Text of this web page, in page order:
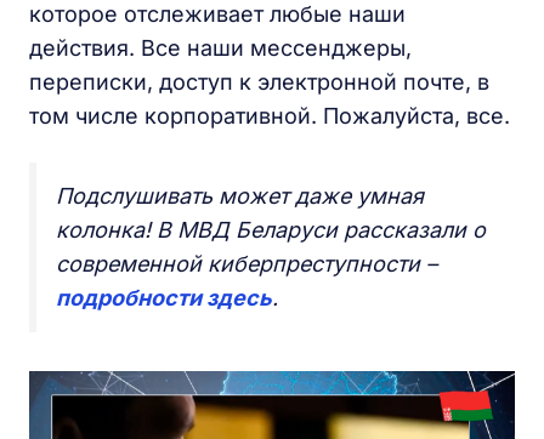
которое отслеживает любые наши
действия. Все наши мессенджеры,
переписки, доступ к электронной почте, в
том числе корпоративной. Пожалуйста, все.
Подслушивать может даже умная
колонка! В МВД Беларуси рассказали о
современной киберпреступности –
подробности здесь.